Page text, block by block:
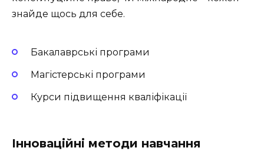
знайде щось для себе.
Бакалаврські програми
Магістерські програми
Курси підвищення кваліфікації
Інноваційні методи навчання